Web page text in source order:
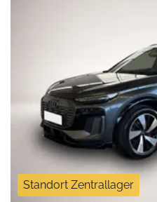
Standort Zentrallager